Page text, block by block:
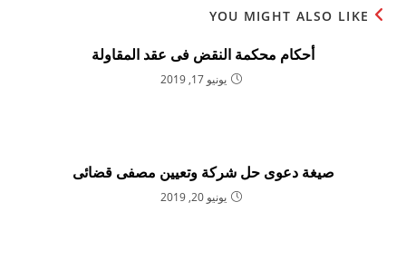
YOU MIGHT ALSO LIKE
أحكام محكمة النقض فى عقد المقاولة
يونيو 17, 2019
صيغة دعوى حل شركة وتعيين مصفى قضائى
يونيو 20, 2019